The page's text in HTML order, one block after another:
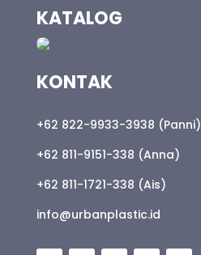
KATALOG
KONTAK
+62 822-9933-3938 (Panni)
+62 811-9151-338 (Anna)
+62 811-1721-338 (Ais)
info@urbanplastic.id